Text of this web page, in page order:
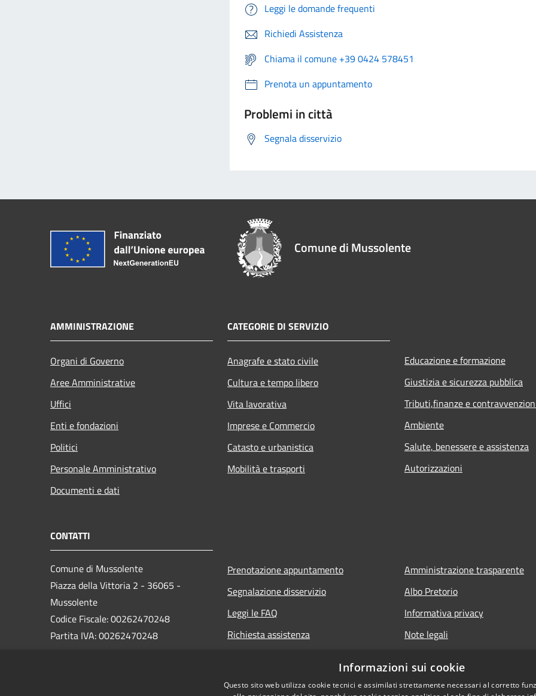
Leggi le domande frequenti
Richiedi Assistenza
Chiama il comune +39 0424 578451
Prenota un appuntamento
Problemi in città
Segnala disservizio
Comune di Mussolente
AMMINISTRAZIONE
Organi di Governo
Aree Amministrative
Uffici
Enti e fondazioni
Politici
Personale Amministrativo
Documenti e dati
CATEGORIE DI SERVIZIO
Anagrafe e stato civile
Cultura e tempo libero
Vita lavorativa
Imprese e Commercio
Catasto e urbanistica
Mobilità e trasporti
Educazione e formazione
Giustizia e sicurezza pubblica
Tributi,finanze e
Ambiente
Salute, benessere e assistenza
Autorizzazioni
CONTATTI
Comune di Mussolente
Piazza della Vittoria 2 - 36065 -
Mussolente
Codice Fiscale: 00262470248
Partita IVA: 00262470248
Prenotazione appuntamento
Segnalazione disservizio
Leggi le FAQ
Richiesta assistenza
Amministrazione trasparente
Albo Pretorio
Informativa privacy
Note legali
Informazioni sui cookie
Questo sito web utilizza cookie tecnici e assimilati strettamente necessari al corretto